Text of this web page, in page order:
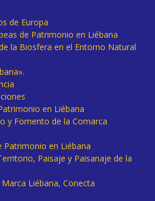
de Europa
de Patrimonio en Liébana
la Biosfera en el Entorno Natural
en Liébana
y Fomento de la Comarca
Patrimonio en Liébana
Paisaje y Paisanaje de la
Liébana, Conecta